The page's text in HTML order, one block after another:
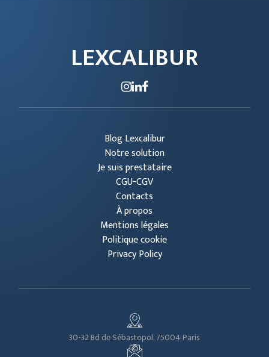
LEXCALIBUR
Blog Lexcalibur
Notre solution
Je suis prestataire
CGU-CGV
Contacts
À propos
Mentions légales
Politique cookie
Privacy Policy
30-32 Bd de Sébastopol, 75004 Paris